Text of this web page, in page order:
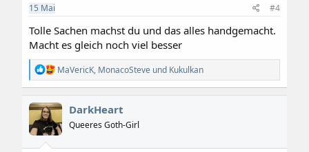
:
15 Mai #4
Tolle Sachen machst du und das alles handgemacht.
Macht es gleich noch viel besser
R
e
a
k
t
i
o
n
MaVericK, MonacoSteve und Kukulkan
DarkHeart
Queeres Goth-Girl